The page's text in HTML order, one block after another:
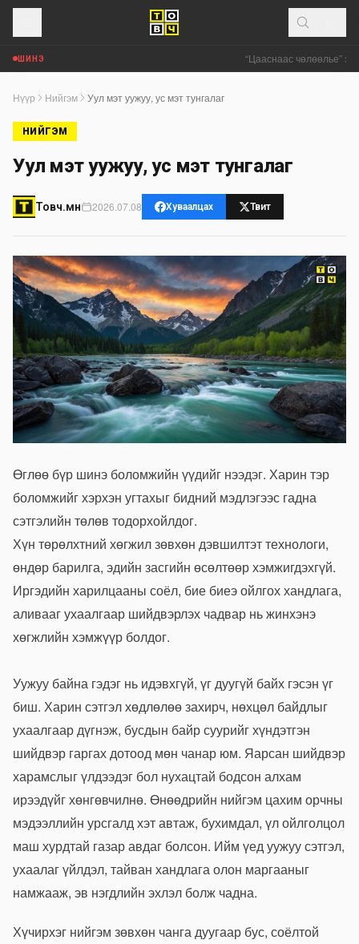
ШИНЭ “Цааснаас чөлөөлье”
Нүүр Нийгэм Уул мэт уужуу, ус мэт тунгалаг
НИЙГЭМ
Уул мэт уужуу, ус мэт тунгалаг
Товч.мн 2026.07.08 Хуваалцах Твит
Өглөө бүр шинэ боломжийн үүдийг нээдэг. Харин тэр
боломжийг хэрхэн угтахыг бидний мэдлэгээс гадна
сэтгэлийн төлөв тодорхойлдог.
Хүн төрөлхтний хөгжил зөвхөн дэвшилтэт технологи,
өндөр барилга, эдийн засгийн өсөлтөөр хэмжигдэхгүй.
Иргэдийн харилцааны соёл, бие биеэ ойлгох хандлага,
аливааг ухаалгаар шийдвэрлэх чадвар нь жинхэнэ
хөгжлийн хэмжүүр болдог.
Уужуу байна гэдэг нь идэвхгүй, үг дуугүй байх гэсэн үг
биш. Харин сэтгэл хөдлөлөө захирч, нөхцөл байдлыг
ухаалгаар дүгнэж, бусдын байр суурийг хүндэтгэн
шийдвэр гаргах дотоод мөн чанар юм. Яарсан шийдвэр
харамслыг үлдээдэг бол нухацтай бодсон алхам
ирээдүйг хөнгөвчилнө. Өнөөдрийн нийгэм цахим орчны
мэдээллийн урсгалд хэт автаж, бухимдал, үл ойлголцол
маш хурдтай газар авдаг болсон. Ийм үед уужуу сэтгэл,
ухаалаг үйлдэл, тайван хандлага олон маргааныг
намжааж, эв нэгдлийн эхлэл болж чадна.
Хүчирхэг нийгэм зөвхөн чанга дуугаар бус, соёлтой